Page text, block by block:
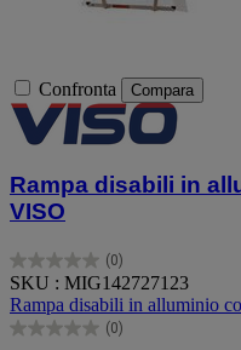
Confronta Compara
Rampa disabili in
VISO
(0)
0.0
su
5
stelle.
SKU : MIG142727123
Rampa disabili in alluminio
(0)
0.0